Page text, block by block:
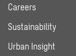
Careers
Sustainability
Urban Insight